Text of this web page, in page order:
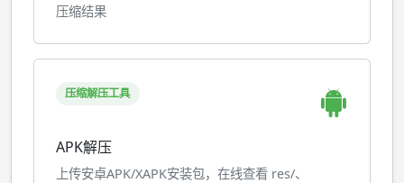
压缩结果
压缩解压工具
APK解压
上传安卓APK/XAPK安装包，在线查看 res/、